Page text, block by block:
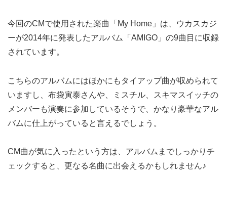
今回のCMで使用された楽曲「My Home」は、ウカスカジ
ーが2014年に発表したアルバム「AMIGO」の9曲目に収録
されています。
こちらのアルバムにはほかにもタイアップ曲が収められて
いますし、布袋寅泰さんや、ミスチル、スキマスイッチの
メンバーも演奏に参加しているそうで、かなり豪華なアル
バムに仕上がっていると言えるでしょう。
CM曲が気に入ったという方は、アルバムまでしっかりチ
ェックすると、更なる名曲に出会えるかもしれません♪